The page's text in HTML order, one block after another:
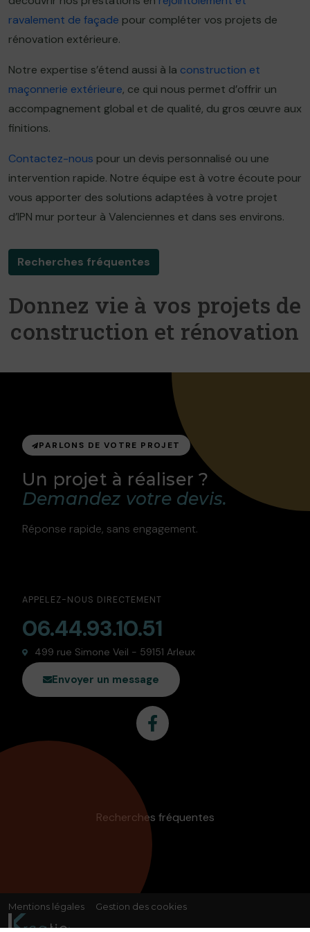
ravalement de façade pour compléter vos projets de
rénovation extérieure.
Notre expertise s’étend aussi à la construction et
maçonnerie extérieure, ce qui nous permet d’offrir un
accompagnement global et de qualité, du gros œuvre aux
finitions.
Contactez-nous pour un devis personnalisé ou une
intervention rapide. Notre équipe est à votre écoute pour
vous apporter des solutions adaptées à votre projet
d’IPN mur porteur à Valenciennes et dans ses environs.
Recherches fréquentes
Donnez vie à vos projets de
construction et rénovation
PARLONS DE VOTRE PROJET
Un projet à réaliser ?
Demandez votre devis.
Réponse rapide, sans engagement.
APPELEZ-NOUS DIRECTEMENT
06.44.93.10.51
499 rue Simone Veil - 59151 Arleux
Envoyer un message
Recherches fréquentes
Mentions légales Gestion des cookies